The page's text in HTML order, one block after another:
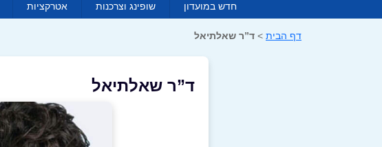
חדש במועדון שופינג וצרכנות אטרקציות
דף הבית > ד”ר שאלתיאל
ד”ר שאלתיאל